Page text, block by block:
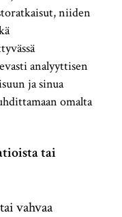
niiden
analyyttisen
ja sinua
omalta
tai
vahvaa